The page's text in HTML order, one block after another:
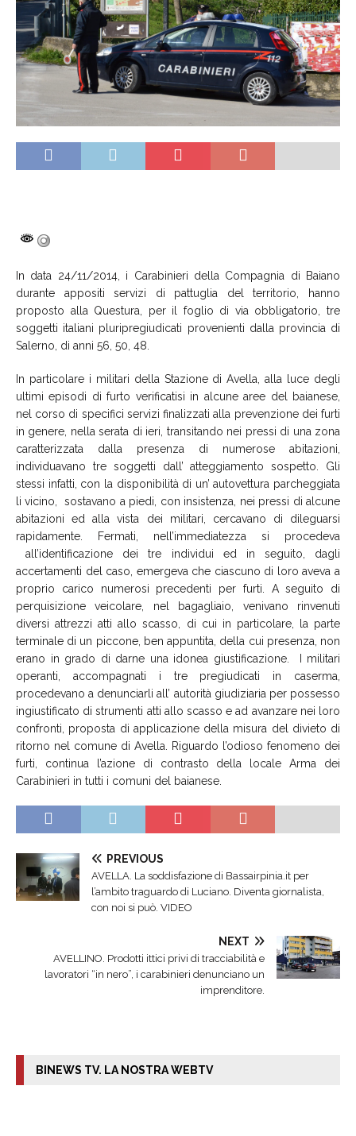
In data 24/11/2014, i Carabinieri della Compagnia di Baiano
durante appositi servizi di pattuglia del territorio, hanno
proposto alla Questura, per il foglio di via obbligatorio, tre
soggetti italiani pluripregiudicati provenienti dalla provincia di
Salerno, di anni 56, 50, 48.
In particolare i militari della Stazione di Avella, alla luce degli
ultimi episodi di furto verificatisi in alcune aree del baianese,
nel corso di specifici servizi finalizzati alla prevenzione dei furti
in genere, nella serata di ieri, transitando nei pressi di una zona
caratterizzata dalla presenza di numerose abitazioni,
individuavano tre soggetti dall’ atteggiamento sospetto. Gli
stessi infatti, con la disponibilità di un’ autovettura parcheggiata
li vicino, sostavano a piedi, con insistenza, nei pressi di alcune
abitazioni ed alla vista dei militari, cercavano di dileguarsi
rapidamente. Fermati, nell’immediatezza si procedeva
all’identificazione dei tre individui ed in seguito, dagli
accertamenti del caso, emergeva che ciascuno di loro aveva a
proprio carico numerosi precedenti per furti. A seguito di
perquisizione veicolare, nel bagagliaio, venivano rinvenuti
diversi attrezzi atti allo scasso, di cui in particolare, la parte
terminale di un piccone, ben appuntita, della cui presenza, non
erano in grado di darne una idonea giustificazione. I militari
operanti, accompagnati i tre pregiudicati in caserma,
procedevano a denunciarli all’ autorità giudiziaria per possesso
ingiustificato di strumenti atti allo scasso e ad avanzare nei loro
confronti, proposta di applicazione della misura del divieto di
ritorno nel comune di Avella. Riguardo l’odioso fenomeno dei
furti, continua l’azione di contrasto della locale Arma dei
Carabinieri in tutti i comuni del baianese.
PREVIOUS
AVELLA. La soddisfazione di Bassairpinia.it per
l’ambito traguardo di Luciano. Diventa giornalista,
con noi si può. VIDEO
NEXT
AVELLINO. Prodotti ittici privi di tracciabilità e
lavoratori “in nero”, i carabinieri denunciano un
imprenditore.
BINEWS TV. LA NOSTRA WEBTV